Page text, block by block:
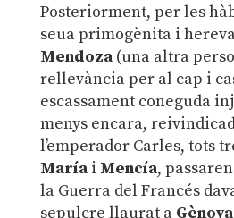
Posteriorment, per les
seua primogènita i
Mendoza(una altra
rellevància per al cap i
escassament coneguda
menys encara,
l’emperador Carles, tots
Maríai Mencía,
la Guerra del Francés
sepulcre llaurat a Gènova